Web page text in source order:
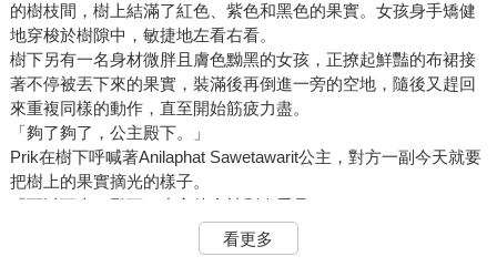
的樹枝間，樹上結滿了紅色、紫色和黑色的果實。女孩身手矯健
地穿梭於樹隙中，敏捷地左看右看。
樹下另有一名身材微胖且膚色黝黑的女孩，正撩起鮮豔的布裙接
著不停被丟下來的果實，裝滿後再倒進一旁的空地，隨後又趕回
來重複同樣的動作，直至開始筋疲力盡。
「夠了夠了，公主殿下。」
Prik在樹下呼喊著Anilaphat Sawetawarit公主，對方一副今天就要
把樹上的果實摘光的樣子。
「可以下來了殿下，小心待會被別人看見了。」
「我正玩得開心呢Prik，沒有人會看到啦！」
樹上傳來清脆的聲音，連同掉下一串飽滿的鮮紅色果實。
看更多